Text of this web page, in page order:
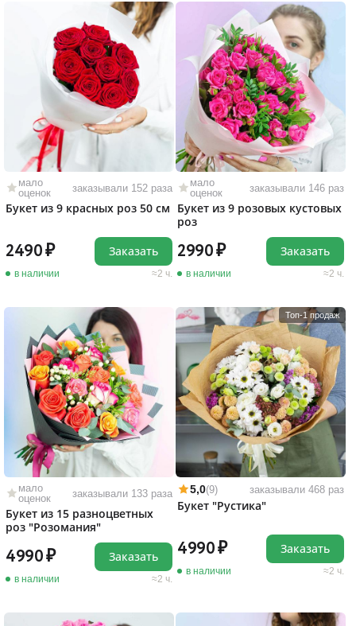
мало
оценок
заказывали 152 раза
Букет из 9 красных роз 50 см
2490
в наличии 2 ч.
Заказать
мало
оценок
заказывали 146 раз
Букет из 9 розовых кустовых
роз
2990
в наличии 2 ч.
Заказать
мало
оценок
заказывали 133 раза
Букет из 15 разноцветных
роз "Розомания"
4990
в наличии 2 ч.
Заказать
Топ-1 продаж
5,0(9) заказывали 468 раз
Букет "Рустика"
4990
в наличии 2 ч.
Заказать